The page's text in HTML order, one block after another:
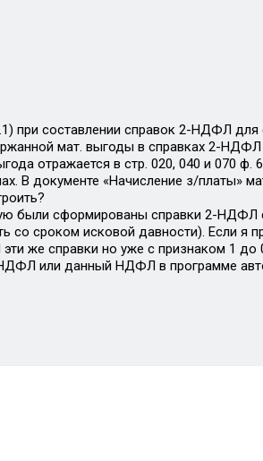
при составлении справок 2-НДФЛ
мат. выгоды в справках 2-
отражается в стр. 020, 040 и 070
В документе «Начисление з/платы»
были сформированы справки 2-
со сроком исковой давности). Если я
же справки но уже с признаком 1 до
или данный НДФЛ в программе